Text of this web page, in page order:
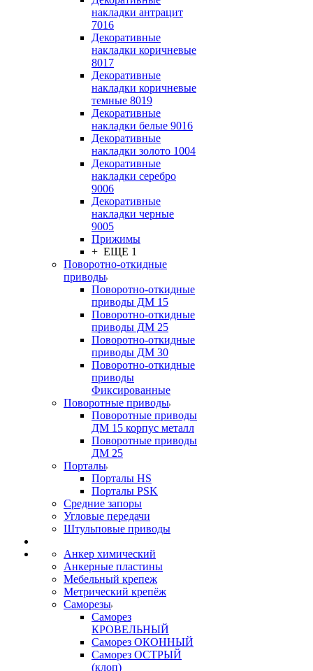
накладки антрацит
7016
Декоративные
накладки коричневые
8017
Декоративные
накладки коричневые
темные 8019
Декоративные
накладки белые 9016
Декоративные
накладки золото 1004
Декоративные
накладки серебро
9006
Декоративные
накладки черные
9005
Прижимы
+ ЕЩЕ 1
Поворотно-откидные
приводы
Поворотно-откидные
приводы ДМ 15
Поворотно-откидные
приводы ДМ 25
Поворотно-откидные
приводы ДМ 30
Поворотно-откидные
приводы
Фиксированные
Поворотные приводы
Поворотные приводы
ДМ 15 корпус металл
Поворотные приводы
ДМ 25
Порталы
Порталы HS
Порталы PSK
Средние запоры
Угловые передачи
Штульповые приводы
Анкер химический
Анкерные пластины
Мебельный крепеж
Метрический крепёж
Саморезы
Саморез
КРОВЕЛЬНЫЙ
Саморез ОКОННЫЙ
Саморез ОСТРЫЙ
(клоп)